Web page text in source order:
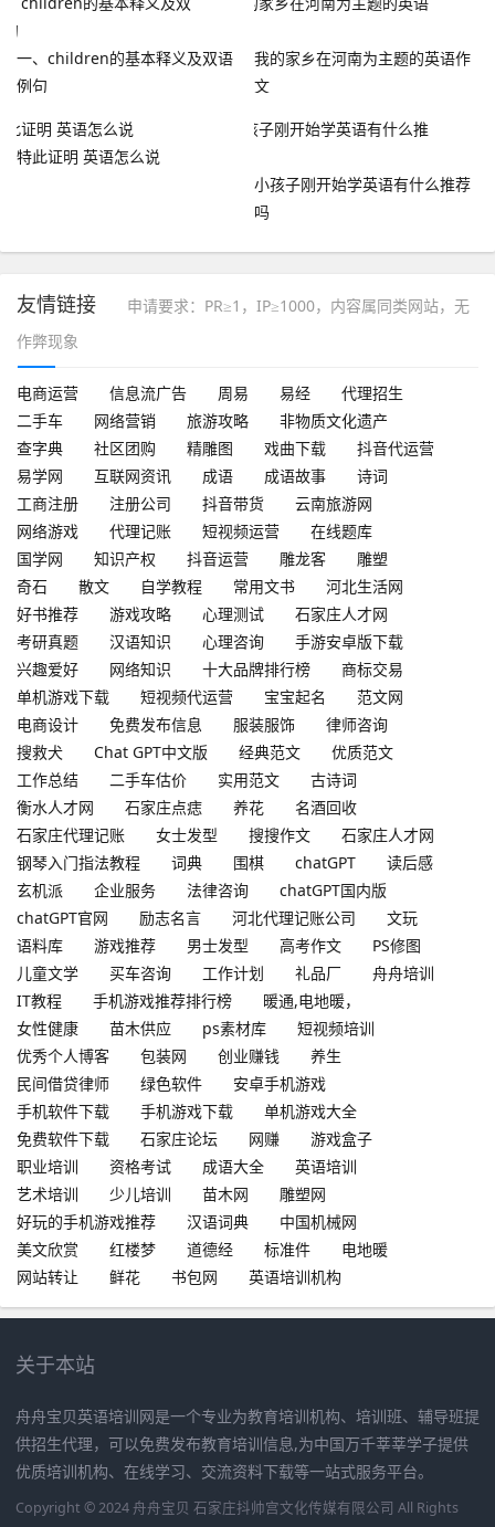
一、children的基本释义及双语
例句
我的家乡在河南为主题的英语作
文
特此证明 英语怎么说
小孩子刚开始学英语有什么推荐
吗
友情链接
申请要求：PR≥1，IP≥1000，内容属同类网站，无
作弊现象
电商运营 信息流广告 周易 易经
代理招生
二手车
网络营销 旅游攻略
非物质文化遗产
查字典
社区团购 精雕图 戏曲下载
抖音代运营
易学网
互联网资讯 成语 成语故事
诗词
工商注册
注册公司 抖音带货
云南旅游网
网络游戏
代理记账 短视频运营
在线题库
国学网
知识产权 抖音运营 雕龙客
雕塑
奇石
散文 自学教程 常用文书
河北生活网
好书推荐
游戏攻略 心理测试
石家庄人才网
考研真题
汉语知识 心理咨询
手游安卓版下载
兴趣爱好
网络知识 十大品牌排行榜
商标交易
单机游戏下载
短视频代运营 宝宝起名
范文网
电商设计
免费发布信息 服装服饰
律师咨询
搜救犬
Chat GPT中文版 经典范文
优质范文
工作总结
二手车估价 实用范文
古诗词
衡水人才网
石家庄点痣 养花
名酒回收
石家庄代理记账
女士发型 搜搜作文
石家庄人才网
钢琴入门指法教程
词典 围棋 chatGPT
读后感
玄机派
企业服务 法律咨询
chatGPT国内版
chatGPT官网
励志名言 河北代理记账公司
文玩
语料库
游戏推荐 男士发型 高考作文
PS修图
儿童文学
买车咨询 工作计划 礼品厂
舟舟培训
IT教程
手机游戏推荐排行榜
暖通,电地暖，
女性健康
苗木供应 ps素材库
短视频培训
优秀个人博客
包装网 创业赚钱
养生
民间借贷律师
绿色软件
安卓手机游戏
手机软件下载
手机游戏下载
单机游戏大全
免费软件下载
石家庄论坛 网赚
游戏盒子
职业培训
资格考试 成语大全
英语培训
艺术培训
少儿培训 苗木网
雕塑网
好玩的手机游戏推荐
汉语词典
中国机械网
美文欣赏
红楼梦 道德经 标准件
电地暖
网站转让
鲜花 书包网 英语培训机构
关于本站
舟舟宝贝英语培训网是一个专业为教育培训机构、培训班、辅导班提
供招生代理，可以免费发布教育培训信息,为中国万千莘莘学子提供
优质培训机构、在线学习、交流资料下载等一站式服务平台。
Copyright © 2024 舟舟宝贝 石家庄抖帅宫文化传媒有限公司 All Rights